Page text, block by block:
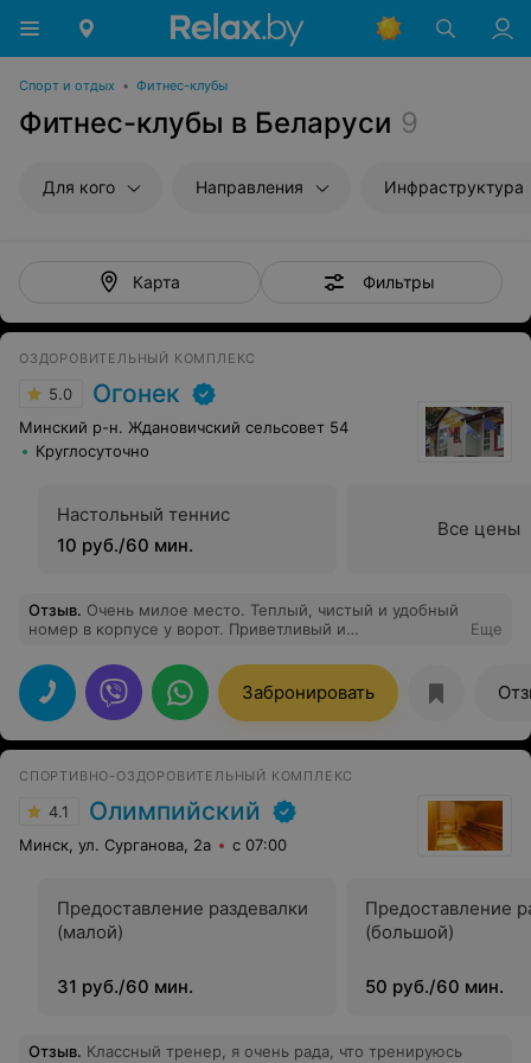
Спорт и отдых • Фитнес-клубы
Фитнес-клубы в Беларуси 9
Для кого Направления Инфраструктура
Карта Фильтры
ОЗДОРОВИТЕЛЬНЫЙ КОМПЛЕКС
5.0 Огонек
Минский р-н. Ждановичский сельсовет 54
Круглосуточно
Настольный теннис
10 руб./60 мин.
Все цены
Отзыв. Очень милое место. Теплый, чистый и удобный
номер в корпусе у ворот. Приветливый и
вкусной кухней. Жаль, что мы там были не долго
проездом.
Еще
Забронировать
СПОРТИВНО-ОЗДОРОВИТЕЛЬНЫЙ КОМПЛЕКС
4.1 Олимпийский
Минск, ул. Сурганова, 2а с 07:00
Предоставление раздевалки
(малой)
31 руб./60 мин.
Предоставление
(большой)
50 руб./60 мин.
Отзыв. Классный тренер, я очень рада, что тренируюсь